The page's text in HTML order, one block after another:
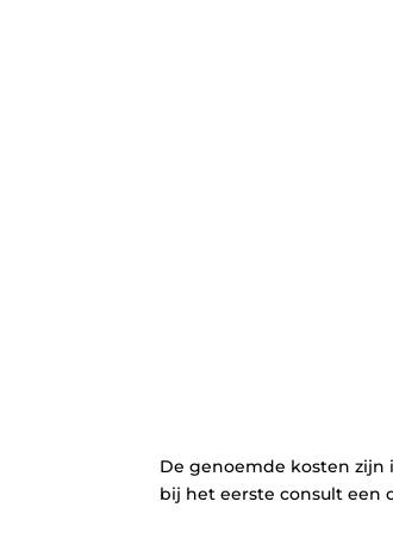
De genoemde kosten zijn
bij het eerste consult een